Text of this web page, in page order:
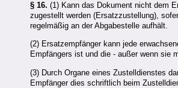
§ 16. (1) Kann das Dokument nicht dem
zugestellt werden (Ersatzzustellung),
regelmäßig an der Abgabestelle aufhält.
(2) Ersatzempfänger kann jede
Empfängers ist und die - außer wenn sie
(3) Durch Organe eines Zustelldienstes
Empfänger dies schriftlich beim